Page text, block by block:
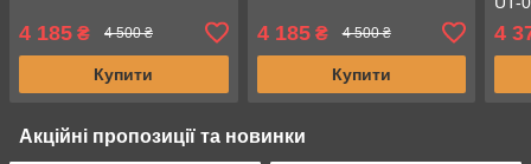
4 185 ₴ 4 500 ₴
Купити
4 185₴ 4 500 ₴
Купити
4
Акційні пропозиції та новинки